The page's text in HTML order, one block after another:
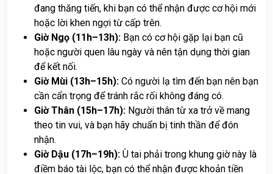
đang thăng tiến, khi bạn có thể nhận được cơ hội mới
hoặc lời khen ngợi từ cấp trên.
Giờ Ngọ (11h–13h): Bạn có cơ hội gặp lại bạn cũ
hoặc người quen lâu ngày và nên tận dụng thời gian
để kết nối.
Giờ Mùi (13h–15h): Có người lạ tìm đến bạn nên bạn
cần cẩn trọng để tránh rắc rối không đáng có.
Giờ Thân (15h–17h): Người thân từ xa trở về mang
theo tin vui, và bạn hãy chuẩn bị tinh thần để đón
nhận.
Giờ Dậu (17h–19h): Ù tai phải trong khung giờ này là
điềm báo tài lộc, bạn có thể nhận được khoản tiền